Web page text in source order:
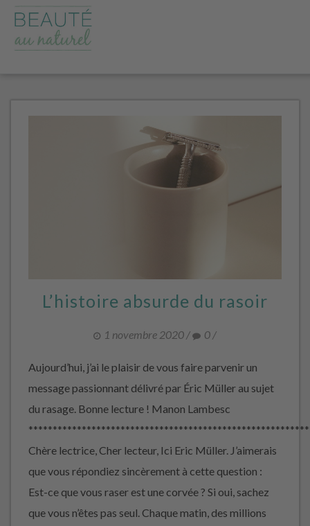
L’histoire absurde du rasoir
1 novembre 2020 / 0 /
Aujourd’hui, j’ai le plaisir de vous faire parvenir un
message passionnant délivré par Éric Müller au sujet
du rasage. Bonne lecture ! Manon Lambesc
Chère lectrice, Cher lecteur, Ici Eric Müller. J’aimerais
que vous répondiez sincèrement à cette question :
Est-ce que vous raser est une corvée ? Si oui, sachez
que vous n’êtes pas seul. Chaque matin, des millions